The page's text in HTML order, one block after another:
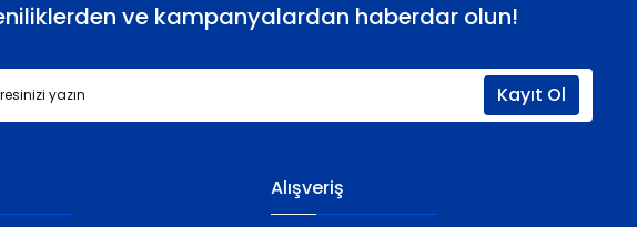
Gönder
ve kampanyalardan haberdar olun!
Kayıt Ol
Alışveriş